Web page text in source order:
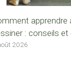
apprendre
: conseils
2026